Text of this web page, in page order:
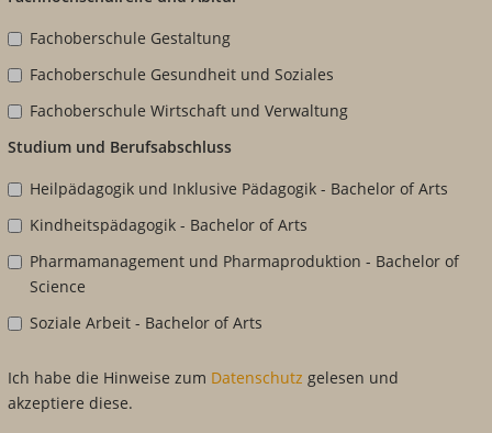
Fachoberschule Gestaltung
Fachoberschule Gesundheit und Soziales
Fachoberschule Wirtschaft und Verwaltung
Studium und Berufsabschluss
Heilpädagogik und Inklusive Pädagogik - Bachelor of Arts
Kindheitspädagogik - Bachelor of Arts
Pharmamanagement und Pharmaproduktion - Bachelor of
Science
Soziale Arbeit - Bachelor of Arts
Ich habe die Hinweise zum Datenschutz gelesen und
akzeptiere diese.